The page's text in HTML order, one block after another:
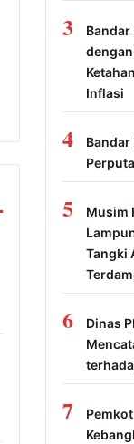
3
Bandar
Inflasi
4
5
Musim
Tangki
6
Dinas
7